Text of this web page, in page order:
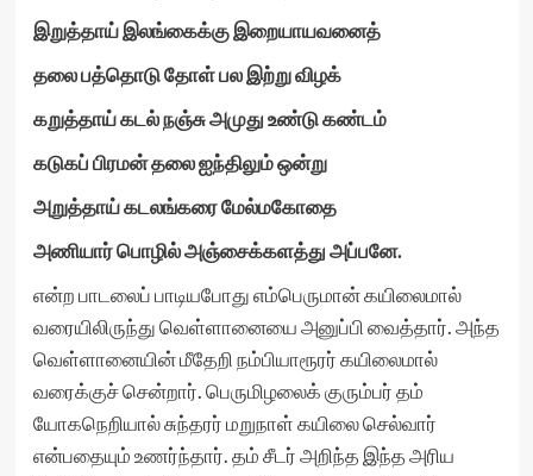
இறுத்தாய் இலங்கைக்கு இறையாயவனைத்
தலை பத்தொடு தோள் பல இற்று விழக்
கறுத்தாய் கடல் நஞ்சு அமுது உண்டு கண்டம்
கடுகப் பிரமன் தலை ஐந்திலும் ஒன்று
அறுத்தாய் கடலங்கரை மேல்மகோதை
அணியார் பொழில் அஞ்சைக்களத்து அப்பனே.
என்ற பாடலைப் பாடியபோது எம்பெருமான் கயிலைமால்
வரையிலிருந்து வெள்ளானையை அனுப்பி வைத்தார். அந்த
வெள்ளானையின் மீதேறி நம்பியாரூரர் கயிலைமால்
வரைக்குச் சென்றார். பெருமிழலைக் குரும்பர் தம்
யோகநெறியால் சுந்தரர் மறுநாள் கயிலை செல்வார்
என்பதையும் உணர்ந்தார். தம் சீடர் அறிந்த இந்த அரிய